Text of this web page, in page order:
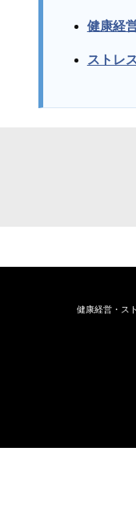
健康経
ストレ
健康経営・ス